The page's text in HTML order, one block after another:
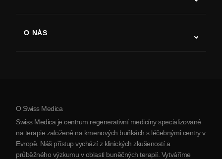
Parkinsonova choroba
Artritida
O NÁS
O Srbsku
Partnerství
O Swiss Medica
Swiss Medica je centrum regenerativní medicíny specializované
na terapie založené na kmenových buňkách s léčebnými centry v
Evropě. Náš přístup vychází z klinických zkušeností a
průběžného výzkumu v oblasti buněčných terapií. Vytváříme